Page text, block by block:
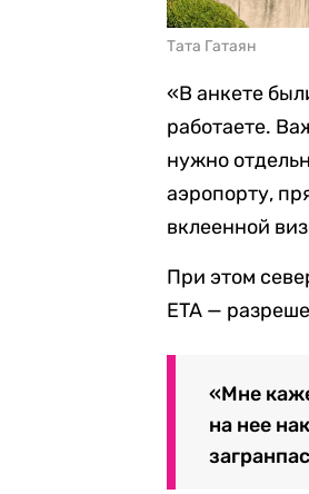
Тата Гатаян
«В анкете
работаете.
нужно
аэропорту,
вклеенной
При этом
ETA —
«Мне
на нее